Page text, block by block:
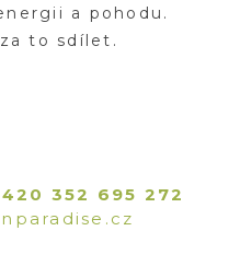
a pohodu.
to sdílet.
352 695 272